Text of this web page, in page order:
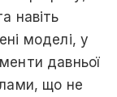
навіть
моделі, у
давньої
що не